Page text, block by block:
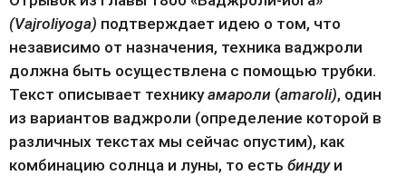
(Vajroliyoga) подтверждает идею о том, что
независимо от назначения, техника ваджроли
должна быть осуществлена с помощью трубки.
Текст описывает технику амароли (amaroli), один
из вариантов ваджроли (определение которой в
различных текстах мы сейчас опустим), как
комбинацию солнца и луны, то есть бинду